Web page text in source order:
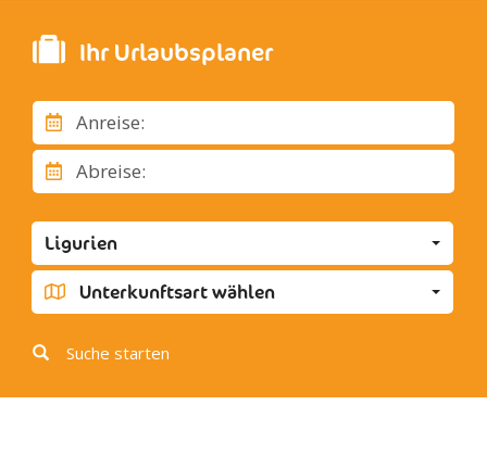
Cisano sul Neva
Erli
Nasino
Stellanello
Testico
Villanova d'Albenga
Zuccarello
Bordighera und Ventimiglia
Airole
Bordighera
Olivetta San Michele
Perinaldo
Ihr Urlaubsplaner
Anreise:
Abreise:
Ligurien
Unterkunftsart wählen
Suche starten